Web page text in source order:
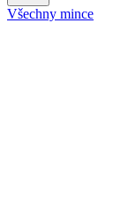
Všechny mince